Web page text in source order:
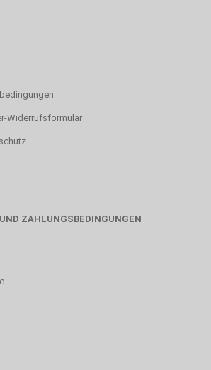
Widerrufsformular
ZAHLUNGSBEDINGUNGEN